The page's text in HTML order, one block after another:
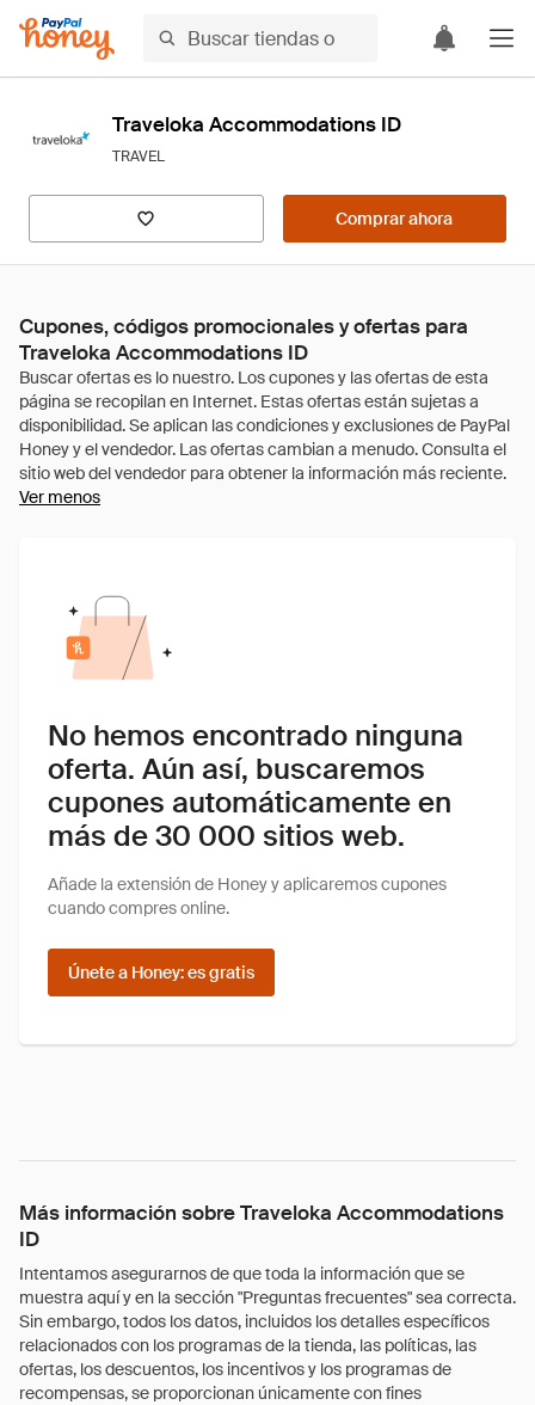
Traveloka Accommodations ID
TRAVEL
Comprar ahora
Cupones, códigos promocionales y ofertas para
Traveloka Accommodations ID
Ver menos
No hemos encontrado ninguna
oferta. Aún así, buscaremos
cupones automáticamente en
más de 30 000 sitios web.
Añade la extensión de Honey y aplicaremos cupones
cuando compres online.
Únete a Honey: es gratis
Más información sobre Traveloka Accommodations
ID
Intentamos asegurarnos de que toda la información que se
muestra aquí y en la sección "Preguntas frecuentes" sea correcta.
Sin embargo, todos los datos, incluidos los detalles específicos
relacionados con los programas de la tienda, las políticas, las
ofertas, los descuentos, los incentivos y los programas de
recompensas, se proporcionan únicamente con fines